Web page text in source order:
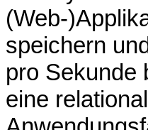
(Web-
speichern
pro Sekunde
eine